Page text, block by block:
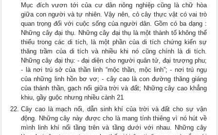
Mục đích vươn tới của cư dân nông nghiệp cũng là chữ hòa
giữa con người và tự nhiên. Vậy nên, cỏ cây thực vật có vai trò
quan trọng đối với cuộc sống của người dân. Gồm có ba dạng :
Những cây đại thụ. Những cây đại thụ là một thành tố không thể
thiếu trong các di tích, là một phần của di tích chứng kiến sự
thăng trầm của di tích và nhiều khi nó cũng chính là di tích.
Những cây đại thụ: - đại diện cho người quân tử, đại trượng phu;
- là nơi trú sở của thần linh “mộc thần, mộc linh”; - nơi trú ngụ
của những linh hồn bơ vơ; - cây cao là con đường thăng giáng
của thánh thần, gạch nối giữa trời và đất; Những cây cao khẳng
khiu, gầy guộc nhưng nhiều cành 21
Cây cao là mạch nối, dẫn sinh khí của trời và đất cho sự vận
động. Những cây này được cho là mang tính thiêng vì nó hút về
mình linh khí nối tầng trên và tầng dưới với nhau. Những cây